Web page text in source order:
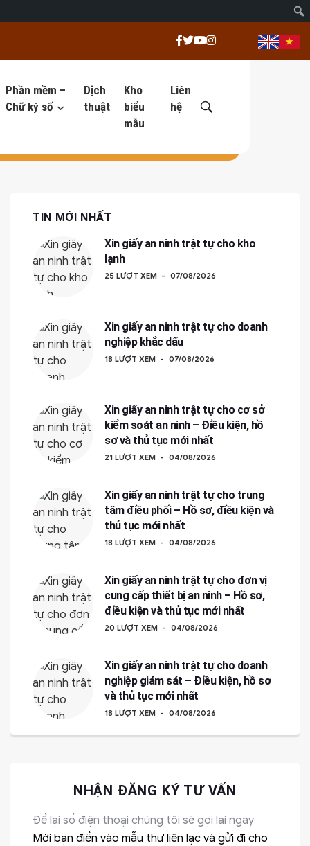
Phần mềm –
Chữ ký số
Dịch
thuật
Kho
biểu
mẫu
Liên
hệ
TIN MỚI NHẤT
Xin giấy an ninh trật tự cho kho
lạnh
25 LƯỢT XEM 07/08/2026
Xin giấy an ninh trật tự cho doanh
nghiệp khắc dấu
18 LƯỢT XEM 07/08/2026
Xin giấy an ninh trật tự cho cơ sở
kiểm soát an ninh – Điều kiện, hồ
sơ và thủ tục mới nhất
21 LƯỢT XEM 04/08/2026
Xin giấy an ninh trật tự cho trung
tâm điều phối – Hồ sơ, điều kiện và
thủ tục mới nhất
18 LƯỢT XEM 04/08/2026
Xin giấy an ninh trật tự cho đơn vị
cung cấp thiết bị an ninh – Hồ sơ,
điều kiện và thủ tục mới nhất
20 LƯỢT XEM 04/08/2026
Xin giấy an ninh trật tự cho doanh
nghiệp giám sát – Điều kiện, hồ sơ
và thủ tục mới nhất
18 LƯỢT XEM 04/08/2026
NHẬN ĐĂNG KÝ TƯ VẤN
Để lại số điện thoại chúng tôi sẽ gọi lại ngay
Mời bạn điền vào mẫu thư liên lạc và gửi đi cho